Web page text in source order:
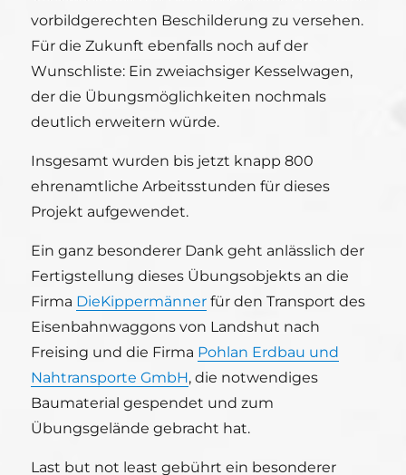
vorbildgerechten Beschilderung zu versehen.
Für die Zukunft ebenfalls noch auf der
Wunschliste: Ein zweiachsiger Kesselwagen,
der die Übungsmöglichkeiten nochmals
deutlich erweitern würde.
Insgesamt wurden bis jetzt knapp 800
ehrenamtliche Arbeitsstunden für dieses
Projekt aufgewendet.
Ein ganz besonderer Dank geht anlässlich der
Fertigstellung dieses Übungsobjekts an die
Firma DieKippermänner für den Transport des
Eisenbahnwaggons von Landshut nach
Freising und die Firma Pohlan Erdbau und
Nahtransporte GmbH, die notwendiges
Baumaterial gespendet und zum
Übungsgelände gebracht hat.
Last but not least gebührt ein besonderer